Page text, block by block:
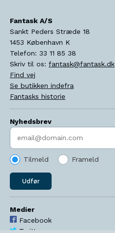
Fantask A/S
Sankt Peders Stræde 18
1453 København K
Telefon: 33 11 85 38
Skriv til os: fantask@fantask.dk
Find vej
Se butikken indefra
Fantasks historie
Nyhedsbrev
Indtast søgeord
Tilmeld Frameld
Udfør
Medier
Facebook
Twitter